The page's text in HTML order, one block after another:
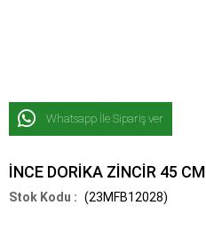
Whatsapp İle Sipariş ver
İNCE DORİKA ZİNCİR 45 CM
(23MFB12028)